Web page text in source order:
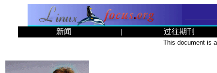
新闻 | 过往期刊
This document is